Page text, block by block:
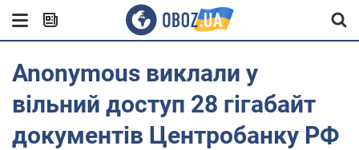
Anonymous виклали у
вільний доступ 28 гігабайт
документів Центробанку РФ